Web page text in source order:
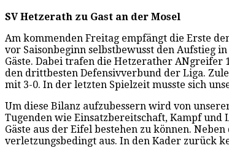
SV Hetzerath zu Gast an der Mosel
Am kommenden Freitag empfängt die Erste
vor Saisonbeginn selbstbewusst den Aufstieg
Gäste. Dabei trafen die Hetzerather ANgreifer
den drittbesten Defensivverbund der Liga.
mit 3-0. In der letzten Spielzeit musste sich
Um diese Bilanz aufzubessern wird von
Tugenden wie Einsatzbereitschaft, Kampf und
Gäste aus der Eifel bestehen zu können.
verletzungsbedingt aus. In den Kader zurück